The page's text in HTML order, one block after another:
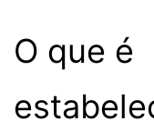
O que é